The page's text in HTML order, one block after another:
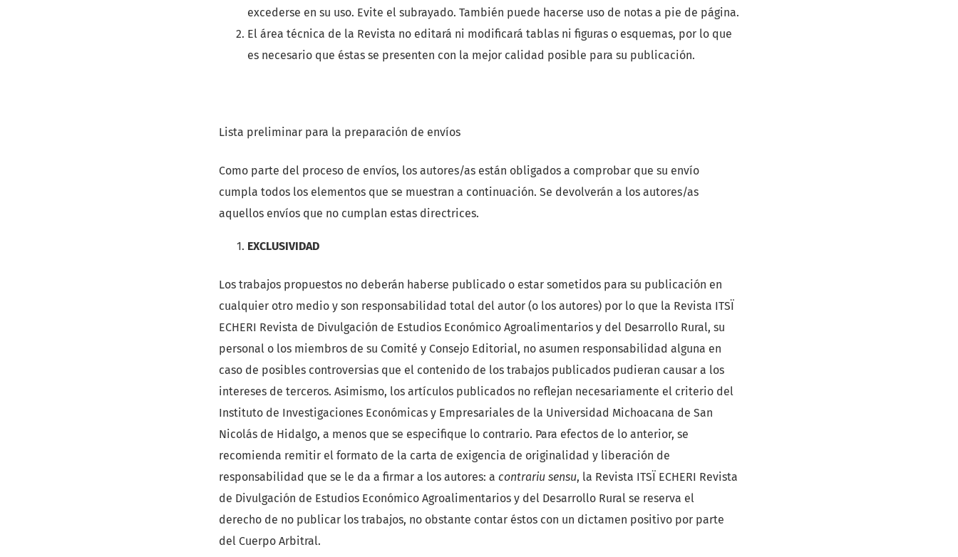
excederse en su uso. Evite el subrayado. También puede hacerse uso de notas a pie de página.
El área técnica de la Revista no editará ni modificará tablas ni figuras o esquemas, por lo que
es necesario que éstas se presenten con la mejor calidad posible para su publicación.
Lista preliminar para la preparación de envíos
Como parte del proceso de envíos, los autores/as están obligados a comprobar que su envío
cumpla todos los elementos que se muestran a continuación. Se devolverán a los autores/as
aquellos envíos que no cumplan estas directrices.
EXCLUSIVIDAD
Los trabajos propuestos no deberán haberse publicado o estar sometidos para su publicación en
cualquier otro medio y son responsabilidad total del autor (o los autores) por lo que la Revista ITSÏ
ECHERI Revista de Divulgación de Estudios Económico Agroalimentarios y del Desarrollo Rural, su
personal o los miembros de su Comité y Consejo Editorial, no asumen responsabilidad alguna en
caso de posibles controversias que el contenido de los trabajos publicados pudieran causar a los
intereses de terceros. Asimismo, los artículos publicados no reflejan necesariamente el criterio del
Instituto de Investigaciones Económicas y Empresariales de la Universidad Michoacana de San
Nicolás de Hidalgo, a menos que se especifique lo contrario. Para efectos de lo anterior, se
recomienda remitir el formato de la carta de exigencia de originalidad y liberación de
responsabilidad que se le da a firmar a los autores: a contrariu sensu, la Revista ITSÏ ECHERI Revista
de Divulgación de Estudios Económico Agroalimentarios y del Desarrollo Rural se reserva el
derecho de no publicar los trabajos, no obstante contar éstos con un dictamen positivo por parte
del Cuerpo Arbitral.